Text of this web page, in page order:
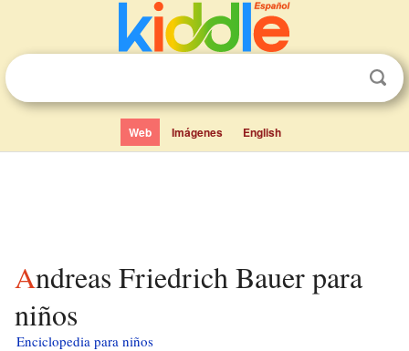
Web Imágenes English
Andreas Friedrich Bauer para
niños
Enciclopedia para niños